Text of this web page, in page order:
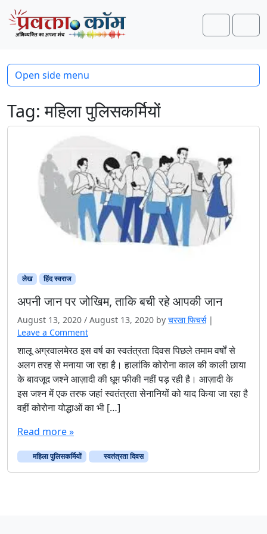
Skip to content
Skip to footer
Search
Tag:महिला पुलिसकर्मियों
लेख हिंद स्‍वराज
अपनी जान पर जोखिम, ताकि बची रहे आपकी जान
August 13, 2020 / August 13, 2020 by चरखा फिचर्स |
Leave a Comment
शालू अग्रवालमेरठ इस वर्ष का स्वतंत्रता दिवस पिछले तमाम वर्षों से
अलग तरह से मनाया जा रहा है। हालांकि कोरोना काल की काली छाया
के बावजूद जश्ने आज़ादी की धूम फीकी नहीं पड़ रही है। आज़ादी के
इस जश्न में एक तरफ जहां स्वतंत्रता सेनानियों को याद किया जा रहा है
वहीं कोरोना योद्धाओं का भी […]
Read more »
महिला पुलिसकर्मियों स्वतंत्रता दिवस
Open side menu